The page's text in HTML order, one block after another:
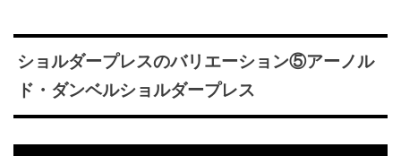
ショルダープレスのバリエーション⑤アーノル
ド・ダンベルショルダープレス